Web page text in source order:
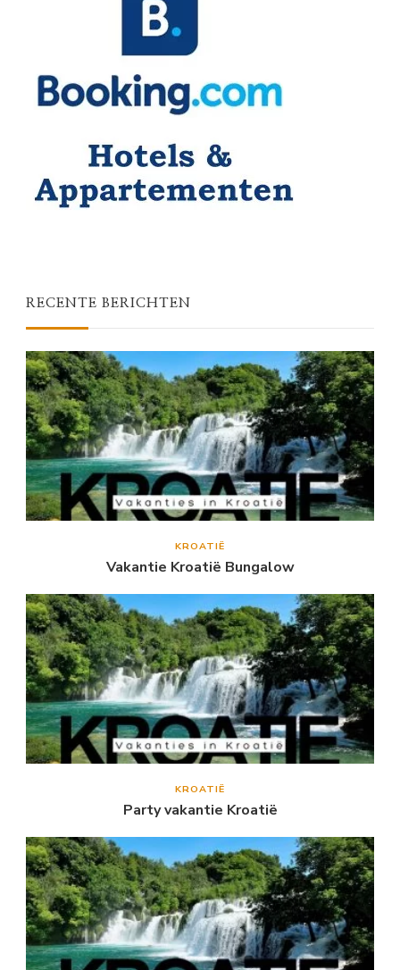
RECENTE BERICHTEN
KROATIË
Vakantie Kroatië Bungalow
KROATIË
Party vakantie Kroatië